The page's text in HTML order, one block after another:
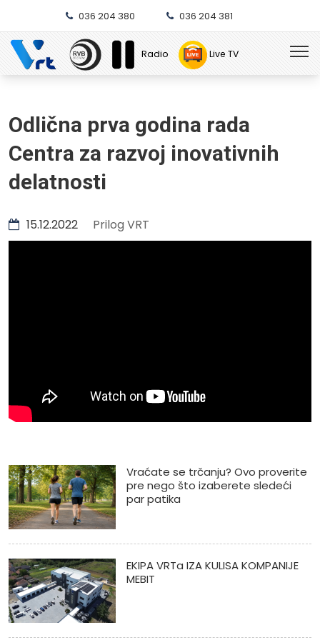
036 204 380 036 204 381
Radio Live TV
Odlična prva godina rada
Centra za razvoj inovativnih
delatnosti
15.12.2022 Prilog VRT
Vraćate se trčanju? Ovo proverite
pre nego što izaberete sledeći
par patika
EKIPA VRTa IZA KULISA KOMPANIJE
MEBIT